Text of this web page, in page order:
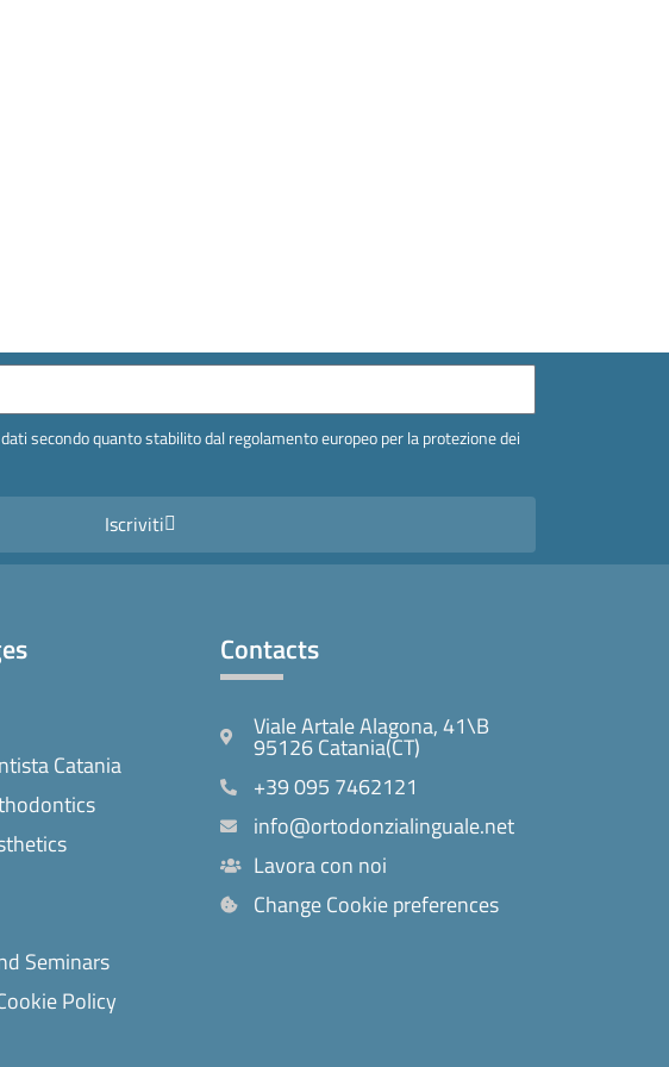
secondo quanto stabilito dal regolamento europeo per la protezione dei
Iscriviti
Catania
Seminars
Policy
Contacts
Viale Artale Alagona, 41\B
95126 Catania(CT)
+39 095 7462121
info@ortodonzialinguale.net
Lavora con noi
Change Cookie preferences